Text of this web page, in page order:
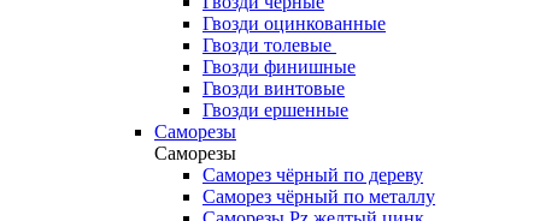
Гвозди оцинкованные
Гвозди толевые
Гвозди финишные
Гвозди винтовые
Гвозди ершенные
Саморезы
Саморезы
Саморез чёрный по дереву
Саморез чёрный по металлу